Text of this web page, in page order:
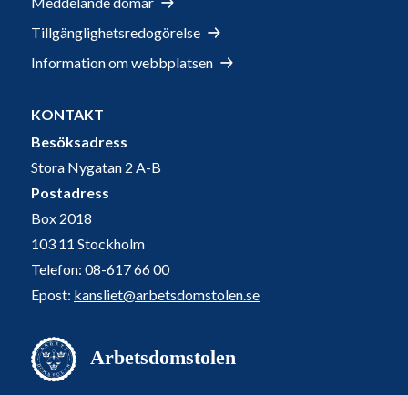
Tillgänglighetsredogörelse
Information om webbplatsen
KONTAKT
Besöksadress
Stora Nygatan 2 A-B
Postadress
Box 2018
103 11 Stockholm
Telefon: 08-617 66 00
Epost: kansliet@arbetsdomstolen.se